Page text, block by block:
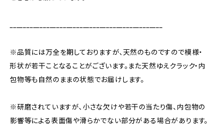
※品質には万全を期しておりますが、天然のものですので模様・
形状が若干ことなることがございます。また天然ゆえクラック・内
包物等も自然のままの状態でお届けします。
※研磨されていますが、小さな欠けや若干の当たり傷、内包物の
影響等による表面傷や滑らかでない部分がある場合があります。